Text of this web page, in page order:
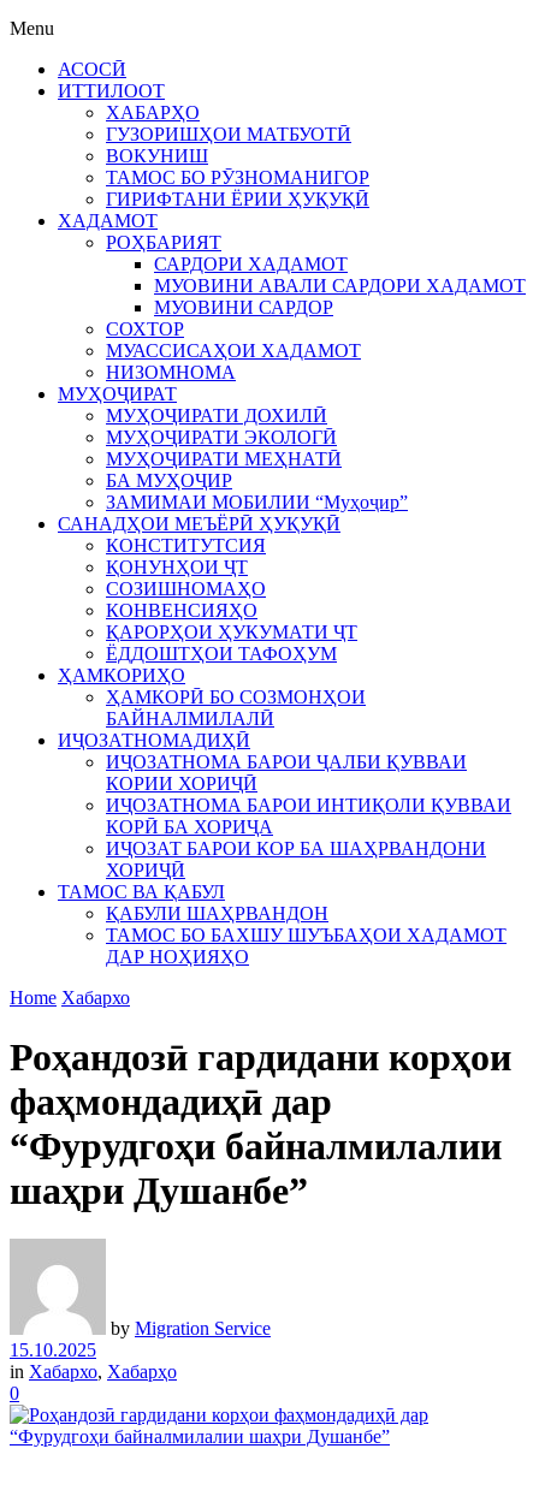
Menu
АСОСӢ
ИТТИЛООТ
ХАБАРҲО
ГУЗОРИШҲОИ МАТБУОТӢ
ВОКУНИШ
ТАМОС БО РӮЗНОМАНИГОР
ГИРИФТАНИ ЁРИИ ҲУҚУҚӢ
ХАДАМОТ
РОҲБАРИЯТ
САРДОРИ ХАДАМОТ
МУОВИНИ АВАЛИ САРДОРИ ХАДАМОТ
МУОВИНИ САРДОР
СОХТОР
МУАССИСАҲОИ ХАДАМОТ
НИЗОМНОМА
МУҲОҶИРАТ
МУҲОҶИРАТИ ДОХИЛӢ
МУҲОҶИРАТИ ЭКОЛОГӢ
МУҲОҶИРАТИ МЕҲНАТӢ
БА МУҲОҶИР
ЗАМИМАИ МОБИЛИИ “Муҳоҷир”
САНАДҲОИ МЕЪЁРӢ ҲУҚУҚӢ
КОНСТИТУТСИЯ
ҚОНУНҲОИ ҶТ
СОЗИШНОМАҲО
КОНВЕНСИЯҲО
ҚАРОРҲОИ ҲУКУМАТИ ҶТ
ЁДДОШТҲОИ ТАФОҲУМ
ҲАМКОРИҲО
ҲАМКОРӢ БО СОЗМОНҲОИ
БАЙНАЛМИЛАЛӢ
ИҶОЗАТНОМАДИҲӢ
ИҶОЗАТНОМА БАРОИ ҶАЛБИ ҚУВВАИ
КОРИИ ХОРИҶӢ
ИҶОЗАТНОМА БАРОИ ИНТИҚОЛИ ҚУВВАИ
КОРӢ БА ХОРИҶА
ИҶОЗАТ БАРОИ КОР БА ШАҲРВАНДОНИ
ХОРИҶӢ
ТАМОС ВА ҚАБУЛ
ҚАБУЛИ ШАҲРВАНДОН
ТАМОС БО БАХШУ ШУЪБАҲОИ ХАДАМОТ
ДАР НОҲИЯҲО
Home Хабархо
Роҳандозӣ гардидани корҳои
фаҳмондадиҳӣ дар
“Фурудгоҳи байналмилалии
шаҳри Душанбе”
by Migration Service
15.10.2025
in Хабархо, Хабарҳо
0